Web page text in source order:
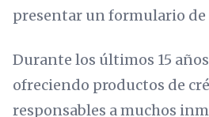
presentar un formulario
Durante los últimos 15
ofreciendo productos de
responsables a muchos